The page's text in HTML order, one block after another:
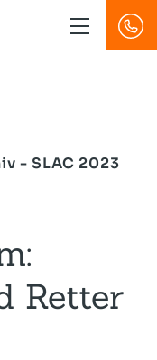
- SLAC 2023
Retter